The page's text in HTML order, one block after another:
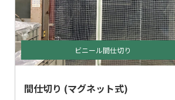
間仕切り (マグネット式)
ビニール間仕切り